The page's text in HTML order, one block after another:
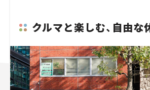
クルマと楽しむ、自由な